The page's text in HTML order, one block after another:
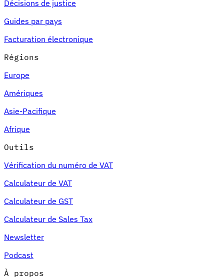
Décisions de justice
Guides par pays
Facturation électronique
Régions
Europe
Amériques
Asie-Pacifique
Afrique
Outils
Vérification du numéro de VAT
Calculateur de VAT
Calculateur de GST
Calculateur de Sales Tax
Newsletter
Podcast
À propos